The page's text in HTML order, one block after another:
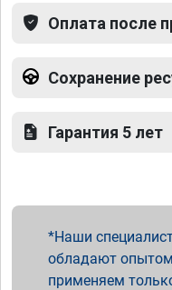
Оплата после
Сохранение
Гарантия 5 лет
Наши
обладают
применяем